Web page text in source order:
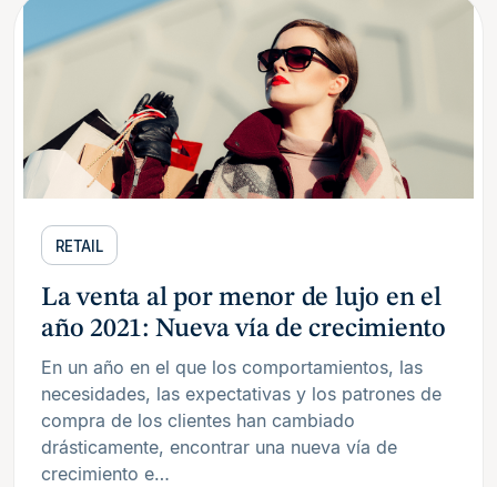
RETAIL
La venta al por menor de lujo en el
año 2021: Nueva vía de crecimiento
En un año en el que los comportamientos, las
necesidades, las expectativas y los patrones de
compra de los clientes han cambiado
drásticamente, encontrar una nueva vía de
crecimiento e…